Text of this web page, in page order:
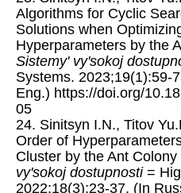
Algorithms for Cyclic
Solutions when
Hyperparameters by the
Sistemy' vy'sokoj
Systems. 2023;19(1):59-
Eng.) https://doi.org/
05
24. Sinitsyn I.N., Titov
Order of
Cluster by the Ant Colony
vy'sokoj dostupnosti=
2022;18(3):23-37. (In